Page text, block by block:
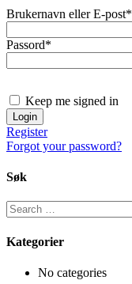
Brukernavn eller E-post*
Passord*
Keep me signed in
Register
Forgot your password?
Søk
Kategorier
No categories